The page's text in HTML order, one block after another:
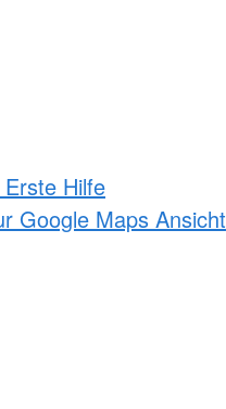
Hilfe
Google Maps Ansicht